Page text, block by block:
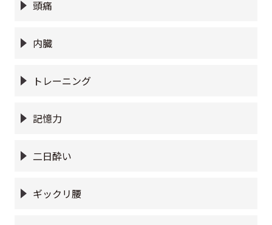
頭痛
内臓
トレーニング
記憶力
二日酔い
ギックリ腰